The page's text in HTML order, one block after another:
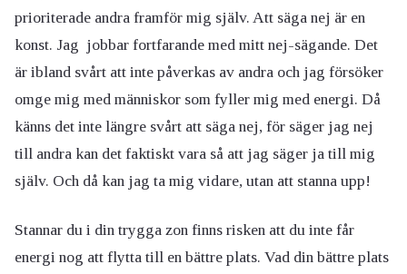
prioriterade andra framför mig själv. Att säga nej är en
konst. Jag jobbar fortfarande med mitt nej-sägande. Det
är ibland svårt att inte påverkas av andra och jag försöker
omge mig med människor som fyller mig med energi. Då
känns det inte längre svårt att säga nej, för säger jag nej
till andra kan det faktiskt vara så att jag säger ja till mig
själv. Och då kan jag ta mig vidare, utan att stanna upp!
Stannar du i din trygga zon finns risken att du inte får
energi nog att flytta till en bättre plats. Vad din bättre plats